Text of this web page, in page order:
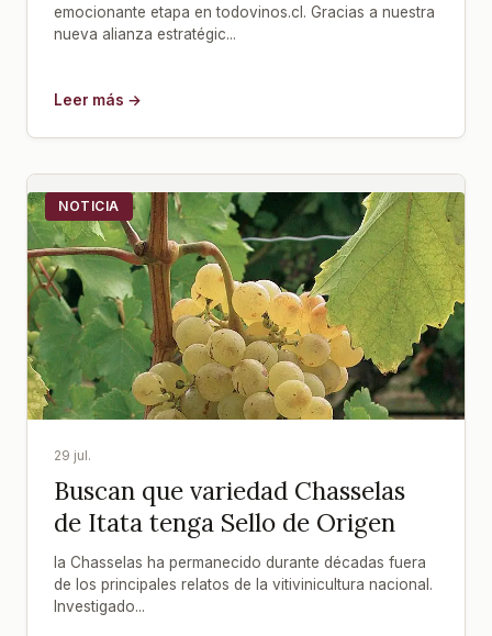
emocionante etapa en todovinos.cl. Gracias a nuestra
nueva alianza estratégic...
Leer más →
NOTICIA
29 jul.
Buscan que variedad Chasselas
de Itata tenga Sello de Origen
la Chasselas ha permanecido durante décadas fuera
de los principales relatos de la vitivinicultura nacional.
Investigado...